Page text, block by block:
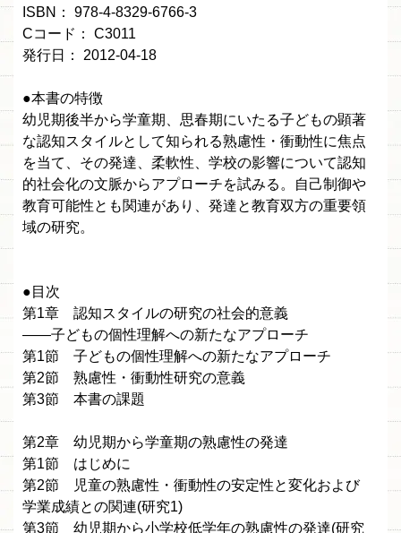
ISBN： 978-4-8329-6766-3
Cコード： C3011
発行日： 2012-04-18
●本書の特徴
幼児期後半から学童期、思春期にいたる子どもの顕著
な認知スタイルとして知られる熟慮性・衝動性に焦点
を当て、その発達、柔軟性、学校の影響について認知
的社会化の文脈からアプローチを試みる。自己制御や
教育可能性とも関連があり、発達と教育双方の重要領
域の研究。
●目次
第1章 認知スタイルの研究の社会的意義
——子どもの個性理解への新たなアプローチ
第1節 子どもの個性理解への新たなアプローチ
第2節 熟慮性・衝動性研究の意義
第3節 本書の課題
第2章 幼児期から学童期の熟慮性の発達
第1節 はじめに
第2節 児童の熟慮性・衝動性の安定性と変化および
学業成績との関連(研究1)
第3節 幼児期から小学校低学年の熟慮性の発達(研究